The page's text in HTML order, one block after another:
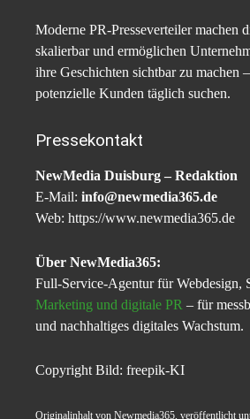
Moderne PR-Presseverteiler machen
skalierbar und ermöglichen
ihre Geschichten sichtbar zu machen
potenzielle Kunden täglich suchen.
Pressekontakt
NewMedia Duisburg – Redaktion
E-Mail: info@newmedia365.de
Web: https://www.newmedia365.de
Über NewMedia365:
Full-Service-Agentur für Webdesign,
Marketing und digitale PR – für
und nachhaltiges digitales Wachstum.
Copyright Bild: freepik-KI
Originalinhalt von Newmedia365, veröffentlicht